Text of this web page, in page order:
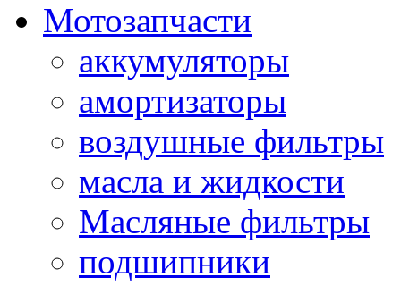
Мотозапчасти
аккумуляторы
амортизаторы
воздушные фильтры
масла и жидкости
Масляные фильтры
подшипники